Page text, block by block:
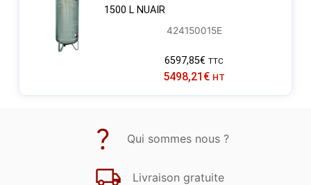
1500 L NUAIR
424150015E
6597,85€ TTC
5498,21 € HT
Qui sommes nous ?
Livraison gratuite